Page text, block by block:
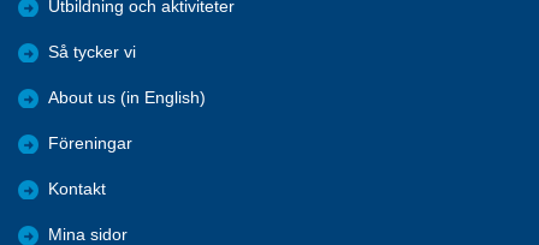
Utbildning och aktiviteter
Så tycker vi
About us (in English)
Föreningar
Kontakt
Mina sidor